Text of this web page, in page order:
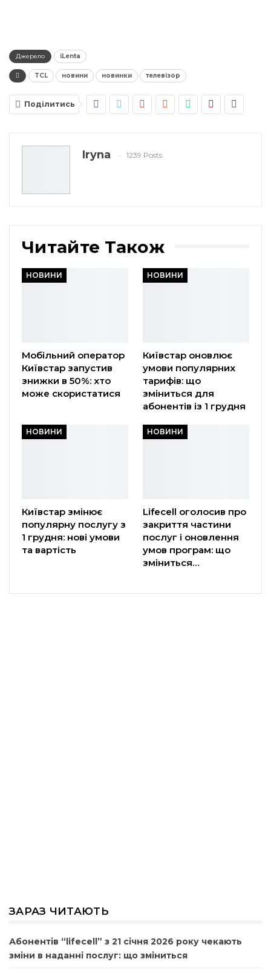
Джерело iLenta
TCL новини новинки телевізор
Поділитись
Iryna 1239 Posts
Читайте Також
НОВИНИ
Мобільний оператор
Київстар запустив
знижки в 50%: хто
може скористатися
НОВИНИ
Київстар оновлює
умови популярних
тарифів: що
зміниться для
абонентів із 1 грудня
НОВИНИ
Київстар змінює
популярну послугу з
1 грудня: нові умови
та вартість
НОВИНИ
Lifecell оголосив про
закриття частини
послуг і оновлення
умов програм: що
зміниться…
ЗАРАЗ ЧИТАЮТЬ
Абонентів “lifecell” з 21 січня 2026 року чекають
зміни в наданні послуг: що зміниться